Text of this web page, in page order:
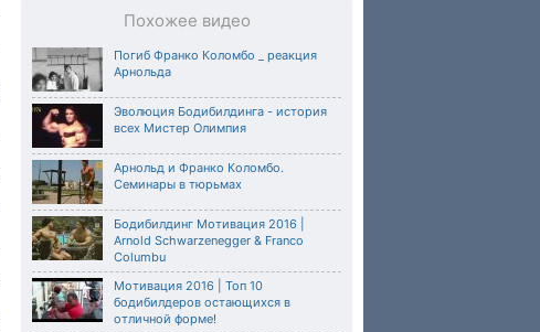
Похожее видео
Погиб Франко Коломбо _ реакция
Арнольда
Эволюция Бодибилдинга - история
всех Мистер Олимпия
Арнольд и Франко Коломбо.
Семинары в тюрьмах
Бодибилдинг Мотивация 2016 |
Arnold Schwarzenegger & Franco
Columbu
Мотивация 2016 | Топ 10
бодибилдеров остающихся в
отличной форме!